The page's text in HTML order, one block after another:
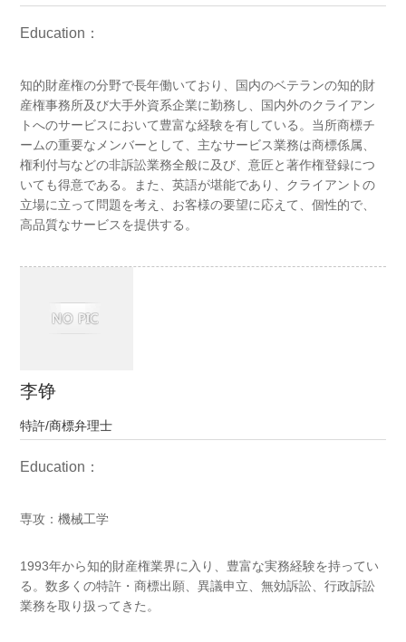
Education：
知的財産権の分野で長年働いており、国内のベテランの知的財
産権事務所及び大手外資系企業に勤務し、国内外のクライアン
トへのサービスにおいて豊富な経験を有している。当所商標チ
ームの重要なメンバーとして、主なサービス業務は商標係属、
権利付与などの非訴訟業務全般に及び、意匠と著作権登録につ
いても得意である。また、英語が堪能であり、クライアントの
立場に立って問題を考え、お客様の要望に応えて、個性的で、
高品質なサービスを提供する。
李铮
特許/商標弁理士
Education：
専攻：機械工学
1993年から知的財産権業界に入り、豊富な実務経験を持ってい
る。数多くの特許・商標出願、異議申立、無効訴訟、行政訴訟
業務を取り扱ってきた。